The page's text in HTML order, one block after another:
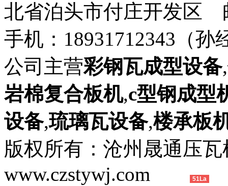
北省泊头市付庄开发区
手机：18931712343（孙
公司主营彩钢瓦成型设备,
岩棉复合板机,c型钢成型
设备,琉璃瓦设备,楼承板
版权所有：沧州晟通压
www.czstywj.com
51La